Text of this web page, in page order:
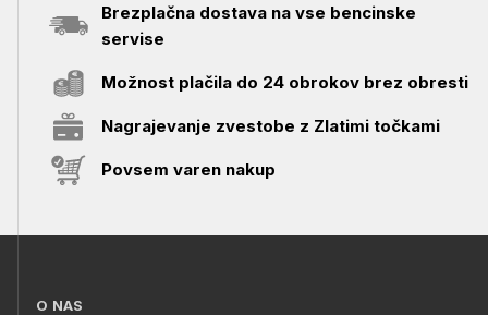
Brezplačna dostava na vse bencinske
servise
Možnost plačila do 24 obrokov brez obresti
Nagrajevanje zvestobe z Zlatimi točkami
Povsem varen nakup
O NAS